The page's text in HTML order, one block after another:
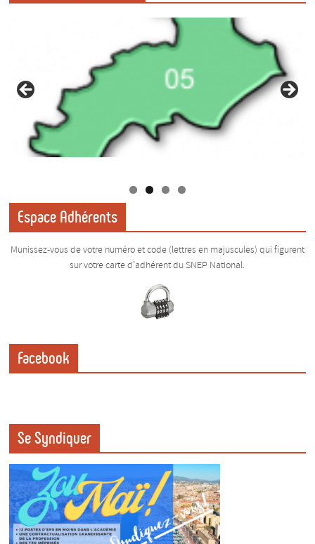
Espace Adhérents
Munissez-vous de votre numéro et code (lettres en majuscules) qui figurent
sur votre carte d’adhérent du SNEP National.
Facebook
Se Syndiquer